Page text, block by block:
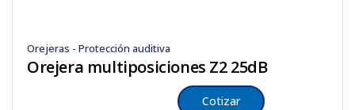
Orejeras - Protección auditiva
Orejera multiposiciones Z2 25dB
Cotizar